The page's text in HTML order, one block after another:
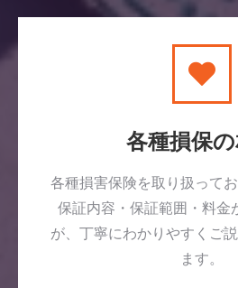
各種損保
各種損害保険を取り扱って
保証内容・保証範囲・料金
が、丁寧にわかりやすくご
ます。